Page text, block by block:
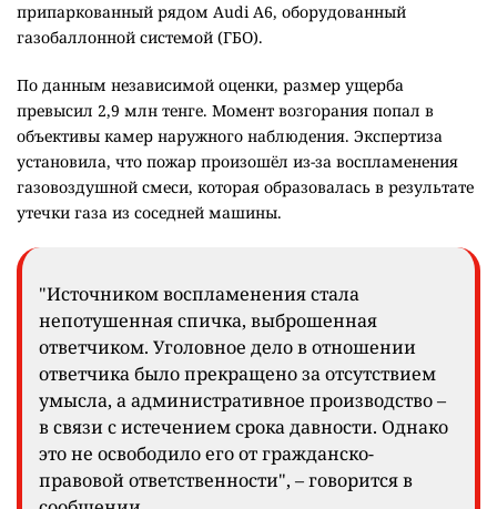
припаркованный рядом Audi A6, оборудованный
газобаллонной системой (ГБО).
По данным независимой оценки, размер ущерба
превысил 2,9 млн тенге. Момент возгорания попал в
объективы камер наружного наблюдения. Экспертиза
установила, что пожар произошёл из-за воспламенения
газовоздушной смеси, которая образовалась в результате
утечки газа из соседней машины.
"Источником воспламенения стала
непотушенная спичка, выброшенная
ответчиком. Уголовное дело в отношении
ответчика было прекращено за отсутствием
умысла, а административное производство –
в связи с истечением срока давности. Однако
это не освободило его от гражданско-
правовой ответственности", – говорится в